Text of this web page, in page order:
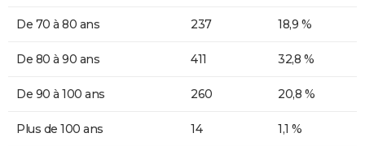
De 70 à 80 ans 237 18,9 %
De 80 à 90 ans 411 32,8 %
De 90 à 100 ans 260 20,8 %
Plus de 100 ans 14 1,1 %